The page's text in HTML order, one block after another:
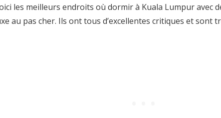
les meilleurs endroits où dormir à Kuala Lumpur avec
au pas cher. Ils ont tous d’excellentes critiques et sont